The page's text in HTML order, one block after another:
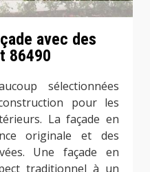
avec des
86490
sélectionnées
pour les
La façade en
originale et des
Une façade en
traditionnel à un